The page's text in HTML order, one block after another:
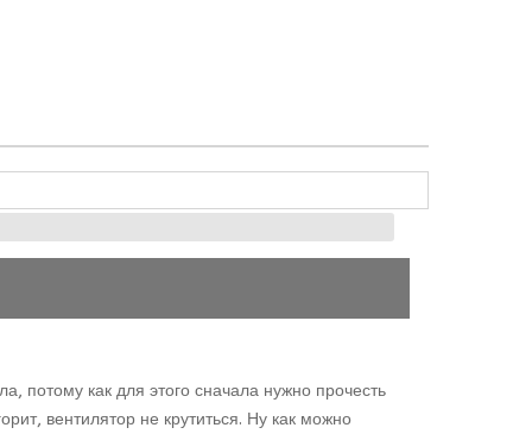
потому как для этого сначала нужно прочесть
вентилятор не крутиться. Ну как можно